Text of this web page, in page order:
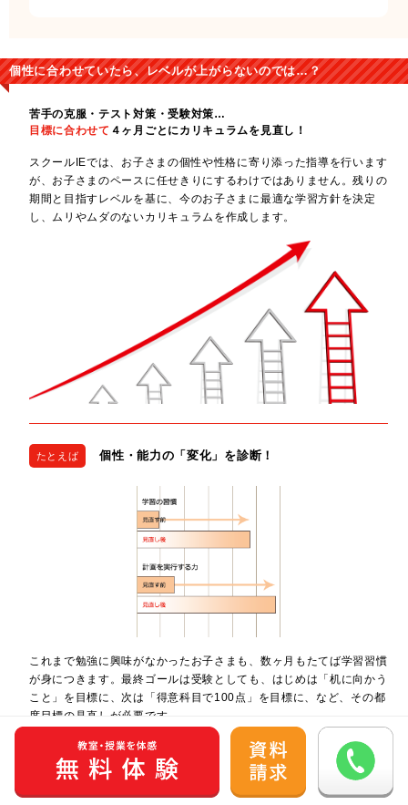
個性に合わせていたら、レベルが上がらないのでは…？
苦手の克服・テスト対策・受験対策…
目標に合わせて ４ヶ月ごとにカリキュラムを見直し！
スクールIEでは、お子さまの個性や性格に寄り添った指導を行います
が、お子さまのペースに任せきりにするわけではありません。残りの
期間と目指すレベルを基に、今のお子さまに最適な学習方針を決定
し、ムリやムダのないカリキュラムを作成します。
たとえば 個性・能力の「変化」を診断！
これまで勉強に興味がなかったお子さまも、数ヶ月もたてば学習習慣
が身につきます。最終ゴールは受験としても、はじめは「机に向かう
こと」を目標に、次は「得意科目で100点」を目標に、など、その都
度目標の見直しが必要です。